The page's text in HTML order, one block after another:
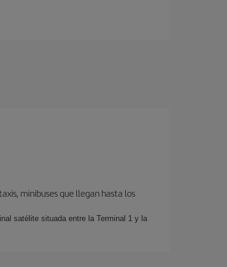
minibuses que llegan hasta los
satélite situada entre la Terminal 1 y la